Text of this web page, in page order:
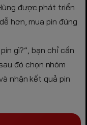
được phát triển
hơn, mua pin đúng
gì?”, bạn chỉ cần
sau đó chọn nhóm
nhận kết quả pin